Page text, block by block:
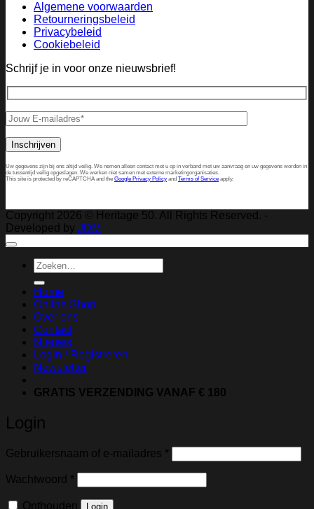
Algemene voorwaarden
Retourneringsbeleid
Privacybeleid
Cookiebeleid
Schrijf je in voor onze nieuwsbrief!
Uw gegevens zijn bij ons altijd veilig. We nemen alleen contact met u op in verband met uw aanvraag en uw gegevens worden in
de tussentijd veilig opgeslagen. We werken niet samen met externe marketingorganisaties.
This site is protected by reCAPTCHA and the Google Privacy Policy and Terms of Service apply.
Copyright 2026 © Heritage 50. All Rights Reserved. -
Developed by JDM
Zoeken
naar:
Home
Online Shop
Over ons
Contact
Nieuws
Login / Registreren
Newsletter
GRATIS VERZENDING VANAF € 180
Login
Gebruikersnaam of e-mailadres *
Wachtwoord *
Onthouden Login